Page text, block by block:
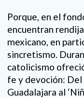
Porque, en el
encuentran
mexicano, en
sincretismo.
catolicismo
fe y devoción: Del
Guadalajara al